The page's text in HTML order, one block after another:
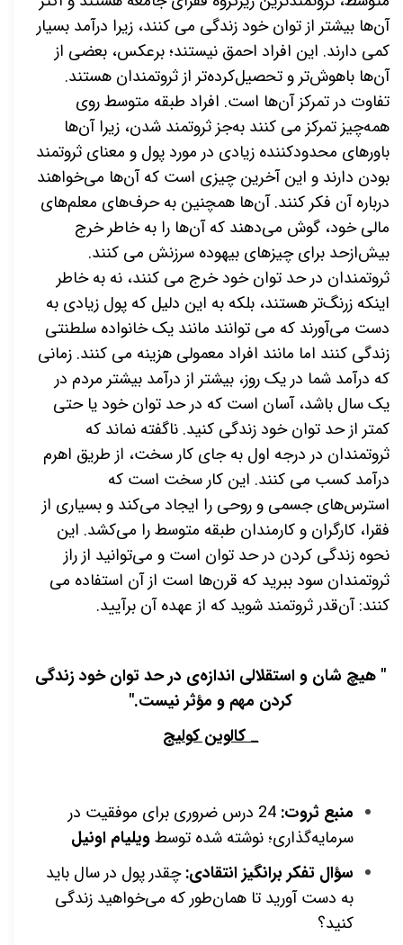
آن‌ها بیشتر از توان خود زندگی می کنند، زیرا درآمد بسیار
کمی دارند. این افراد احمق نیستند؛ برعکس، بعضی از
آن‌ها باهوش‌تر و تحصیل‌کرده‌تر از ثروتمندان هستند.
تفاوت در تمرکز آن‌ها است. افراد طبقه متوسط روی
همه‌چیز تمرکز می کنند به‌جز ثروتمند شدن، زیرا آن‌ها
باورهای محدودکننده زیادی در مورد پول و معنای ثروتمند
بودن دارند و این آخرین چیزی است که آن‌ها می‌خواهند
درباره آن فکر کنند. آن‌ها همچنین به حرف‌های معلم‌های
مالی خود، گوش می‌دهند که آن‌ها را به خاطر خرج
بیش‌ازحد برای چیزهای بیهوده سرزنش می کنند.
ثروتمندان در حد توان خود خرج می کنند، نه به خاطر
اینکه زرنگ‌تر هستند، بلکه به این دلیل که پول زیادی به
دست می‌آورند که می توانند مانند یک خانواده سلطنتی
زندگی کنند اما مانند افراد معمولی هزینه می کنند. زمانی
که درآمد شما در یک روز، بیشتر از درآمد بیشتر مردم در
یک سال باشد، آسان است که در حد توان خود یا حتی
کمتر از حد توان خود زندگی کنید. ناگفته نماند که
ثروتمندان در درجه اول به جای کار سخت، از طریق اهرم
درآمد کسب می کنند. این کار سخت است که
استرس‌های جسمی و روحی را ایجاد می‌کند و بسیاری از
فقرا، کارگران و کارمندان طبقه متوسط را می‌کشد. این
نحوه زندگی کردن در حد توان است و می‌توانید از راز
ثروتمندان سود ببرید که قرن‌ها است از آن استفاده می
کنند: آن‌قدر ثروتمند شوید که از عهده آن برآیید.
" هیچ شان و استقلالی اندازه‌ی در حد توان خود زندگی
کردن مهم و مؤثر نیست."
_ کالوین کولیج
منبع ثروت:
24 درس ضروری برای موفقیت در
سرمایه‌گذاری؛ نوشته شده توسطویلیام اونیل
سؤال تفکر برانگیز انتقادی:چقدر پول در سال باید
به دست آورید تا همان‌طور که می‌خواهید زندگی
کنید؟